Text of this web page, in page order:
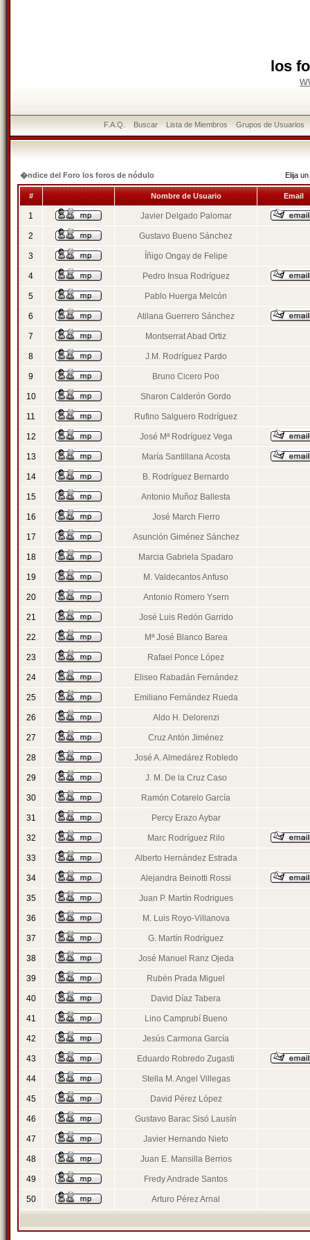
los
F.A.Q. Buscar Lista de Miembros Grupos de Usuarios
�ndice del Foro los foros de nódulo Elija
# Nombre de Usuario Email
1 Javier Delgado Palomar
2 Gustavo Bueno Sánchez
3 Íñigo Ongay de Felipe
4 Pedro Insua Rodríguez
5 Pablo Huerga Melcón
6 Atilana Guerrero Sánchez
7 Montserrat Abad Ortiz
8 J.M. Rodríguez Pardo
9 Bruno Cicero Poo
10 Sharon Calderón Gordo
11 Rufino Salguero Rodríguez
12 José Mª Rodríguez Vega
13 María Santillana Acosta
14 B. Rodríguez Bernardo
15 Antonio Muñoz Ballesta
16 José March Fierro
17 Asunción Giménez Sánchez
18 Marcia Gabriela Spadaro
19 M. Valdecantos Anfuso
20 Antonio Romero Ysern
21 José Luis Redón Garrido
22 Mª José Blanco Barea
23 Rafael Ponce López
24 Eliseo Rabadán Fernández
25 Emiliano Fernández Rueda
26 Aldo H. Delorenzi
27 Cruz Antón Jiménez
28 José A. Almedárez Robledo
29 J. M. De la Cruz Caso
30 Ramón Cotarelo García
31 Percy Erazo Aybar
32 Marc Rodríguez Rilo
33 Alberto Hernández Estrada
34 Alejandra Beinotti Rossi
35 Juan P. Martín Rodrigues
36 M. Luis Royo-Villanova
37 G. Martín Rodríguez
38 José Manuel Ranz Ojeda
39 Rubén Prada Miguel
40 David Díaz Tabera
41 Lino Camprubí Bueno
42 Jesús Carmona García
43 Eduardo Robredo Zugasti
44 Stella M. Angel Villegas
45 David Pérez López
46 Gustavo Barac Sisó Lausín
47 Javier Hernando Nieto
48 Juan E. Mansilla Berrios
49 Fredy Andrade Santos
50 Arturo Pérez Arnal